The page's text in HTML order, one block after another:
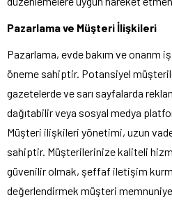
Pazarlama ve Müşteri İlişkileri
Pazarlama, evde bakım ve onarım
öneme sahiptir. Potansiyel
gazetelerde ve sarı sayfalarda
dağıtabilir veya sosyal medya
Müşteri ilişkileri yönetimi, uzun
sahiptir. Müşterilerinize kaliteli
güvenilir olmak, şeffaf iletişim
değerlendirmek müşteri